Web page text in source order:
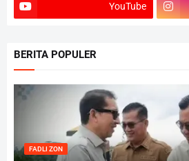
YouTube
BERITA POPULER
FADLI ZON